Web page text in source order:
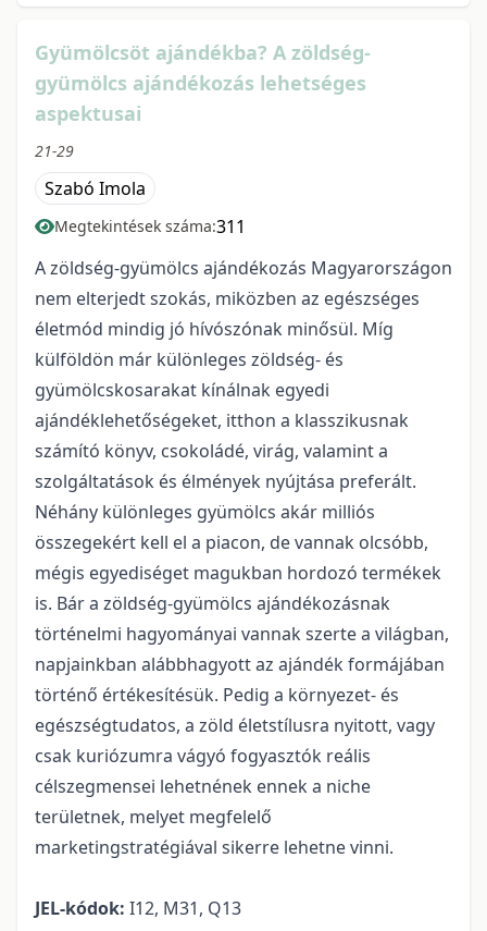
Gyümölcsöt ajándékba? A zöldség-
gyümölcs ajándékozás lehetséges
aspektusai
21-29
Szabó Imola
Megtekintések száma:311
A zöldség-gyümölcs ajándékozás Magyarországon
nem elterjedt szokás, miközben az egészséges
életmód mindig jó hívószónak minősül. Míg
külföldön már különleges zöldség- és
gyümölcskosarakat kínálnak egyedi
ajándéklehetőségeket, itthon a klasszikusnak
számító könyv, csokoládé, virág, valamint a
szolgáltatások és élmények nyújtása preferált.
Néhány különleges gyümölcs akár milliós
összegekért kell el a piacon, de vannak olcsóbb,
mégis egyediséget magukban hordozó termékek
is. Bár a zöldség-gyümölcs ajándékozásnak
történelmi hagyományai vannak szerte a világban,
napjainkban alábbhagyott az ajándék formájában
történő értékesítésük. Pedig a környezet- és
egészségtudatos, a zöld életstílusra nyitott, vagy
csak kuriózumra vágyó fogyasztók reális
célszegmensei lehetnének ennek a niche
területnek, melyet megfelelő
marketingstratégiával sikerre lehetne vinni.
JEL-kódok: I12, M31, Q13